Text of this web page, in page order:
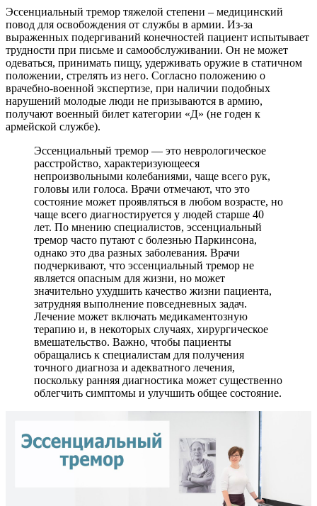
Эссенциальный тремор тяжелой степени – медицинский
повод для освобождения от службы в армии. Из-за
выраженных подергиваний конечностей пациент испытывает
трудности при письме и самообслуживании. Он не может
одеваться, принимать пищу, удерживать оружие в статичном
положении, стрелять из него. Согласно положению о
врачебно-военной экспертизе, при наличии подобных
нарушений молодые люди не призываются в армию,
получают военный билет категории «Д» (не годен к
армейской службе).
Эссенциальный тремор — это неврологическое
расстройство, характеризующееся
непроизвольными колебаниями, чаще всего рук,
головы или голоса. Врачи отмечают, что это
состояние может проявляться в любом возрасте, но
чаще всего диагностируется у людей старше 40
лет. По мнению специалистов, эссенциальный
тремор часто путают с болезнью Паркинсона,
однако это два разных заболевания. Врачи
подчеркивают, что эссенциальный тремор не
является опасным для жизни, но может
значительно ухудшить качество жизни пациента,
затрудняя выполнение повседневных задач.
Лечение может включать медикаментозную
терапию и, в некоторых случаях, хирургическое
вмешательство. Важно, чтобы пациенты
обращались к специалистам для получения
точного диагноза и адекватного лечения,
поскольку ранняя диагностика может существенно
облегчить симптомы и улучшить общее состояние.